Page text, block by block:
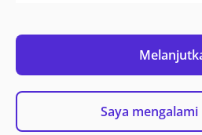
Saya mengalami